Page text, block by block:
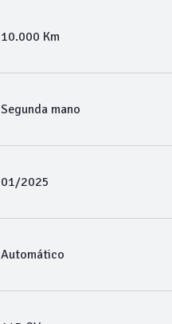
10.000 Km
Segunda mano
01/2025
Automático